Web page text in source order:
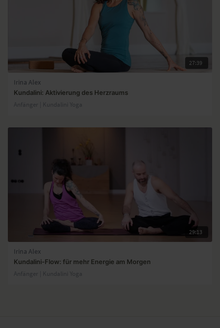
27:39
Irina Alex
Kundalini: Aktivierung des Herzraums
Anfänger | Kundalini Yoga
29:13
Irina Alex
Kundalini-Flow: für mehr Energie am Morgen
Anfänger | Kundalini Yoga